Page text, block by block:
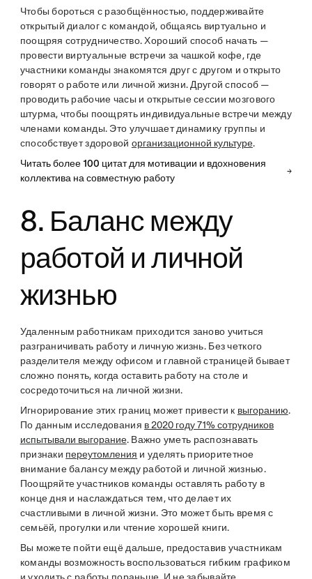
Чтобы бороться с разобщённостью, поддерживайте
открытый диалог с командой, общаясь виртуально и
поощряя сотрудничество. Хороший способ начать —
провести виртуальные встречи за чашкой кофе, где
участники команды знакомятся друг с другом и открыто
говорят о работе или личной жизни. Другой способ —
проводить рабочие часы и открытые сессии мозгового
штурма, чтобы поощрять индивидуальные встречи между
членами команды. Это улучшает динамику группы и
способствует здоровой организационной культуре.
Читать более 100 цитат для мотивации и вдохновения
коллектива на совместную работу
8. Баланс между
работой и личной
жизнью
Удаленным работникам приходится заново учиться
разграничивать работу и личную жизнь. Без четкого
разделителя между офисом и главной страницей бывает
сложно понять, когда оставить работу на столе и
сосредоточиться на личной жизни.
Игнорирование этих границ может привести к выгоранию.
По данным исследования в 2020 году 71% сотрудников
испытывали выгорание. Важно уметь распознавать
признаки переутомления и уделять приоритетное
внимание балансу между работой и личной жизнью.
Поощряйте участников команды оставлять работу в
конце дня и наслаждаться тем, что делает их
счастливыми в личной жизни. Это может быть время с
семьёй, прогулки или чтение хорошей книги.
Вы можете пойти ещё дальше, предоставив участникам
команды возможность воспользоваться гибким графиком